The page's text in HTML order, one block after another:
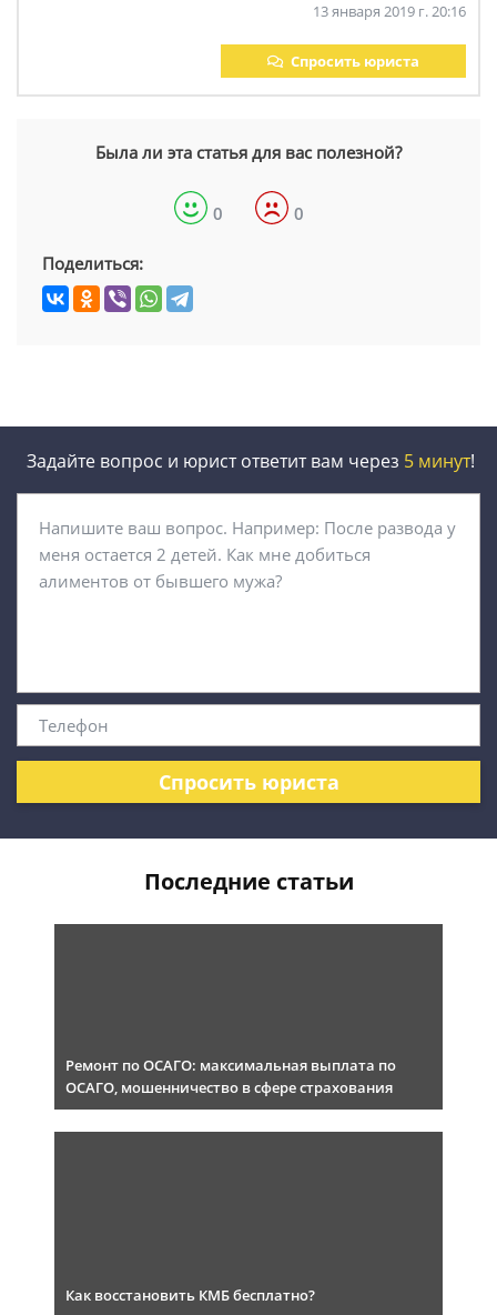
13 января 2019 г. 20:16
Спросить юриста
Была ли эта статья для вас полезной?
0 0
Поделиться:
Задайте вопрос и юрист ответит вам через 5 минут!
Спросить юриста
Последние статьи
Ремонт по ОСАГО: максимальная выплата по
ОСАГО, мошенничество в сфере страхования
Как восстановить КМБ бесплатно?